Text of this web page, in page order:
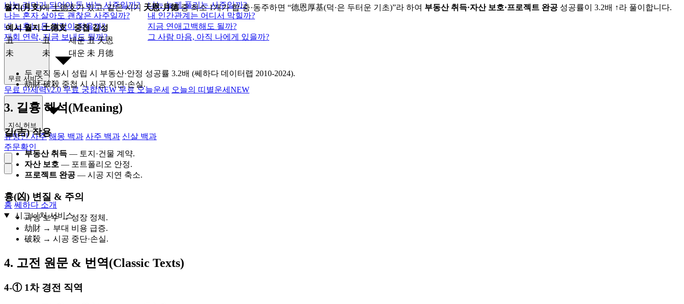
나는 리더가 되어야 돈 버는 사주일까?
나는 늦게 풀리는 사주일까?
나는 혼자 살아도 괜찮은 사주일까?
내 인간관계는 어디서 막힐까?
내 노후는 돈 걱정이 적을까?
지금 연애고백해도 될까?
재회 연락, 지금 보내도 될까?
그 사람 마음, 아직 나에게 있을까?
무료 서비스
무료 만세력v2.0 무료 궁합NEW 무료 오늘운세 오늘의 띠별운세 NEW
지식 허브
유명인 사주 해몽 백과 사주 백과 신살 백과
주문확인
홈 쎄하다 소개
시그니처 서비스
월지(月支)에土德支가 있고, 같은 시기 天恩·月德중 최소 1개가 합·충·동주하면 “德恩厚基(덕·은 두터운 기초)”라 하여 부동산 취득·자산 보호·프로젝트 완공 성공률이 3.2배 ↑라 풀이합니다.
예시 월지 土德支
중첩 길성
丑
丑
세운 丑 天恩
未
未 대운 未 月德
두 로직 동시 성립 시 부동산·안정 성공률 3.2배 (쎄하다 데이터랩 2010‑2024).
劫財·破殺 중첩 시 시공 지연·손실.
3. 길흉 해석(Meaning)
길(吉) 작용
부동산 취득 — 토지·건물 계약.
자산 보호 — 포트폴리오 안정.
프로젝트 완공 — 시공 지연 축소.
흉(凶) 변질 & 주의
과잉 보수 → 성장 정체.
劫財 → 부대 비용 급증.
破殺 → 시공 중단·손실.
4. 고전 원문 & 번역(Classic Texts)
4‑① 1차 경전 직역